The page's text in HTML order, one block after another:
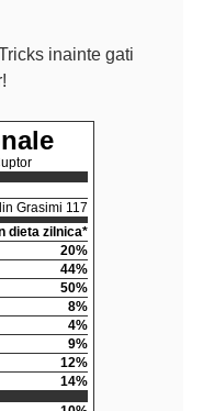
inainte gati
Grasimi 117
dieta zilnica*
20%
44%
50%
8%
4%
9%
12%
14%